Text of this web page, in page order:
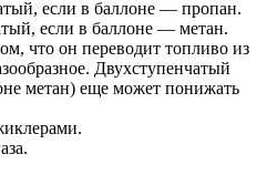
если в баллоне — пропан.
если в баллоне — метан.
что он переводит топливо из
Двухступенчатый
метан) еще может понижать